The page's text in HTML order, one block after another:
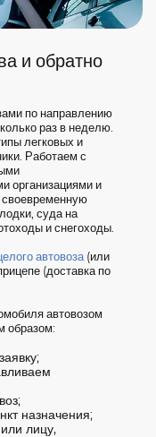
и обратно
по направлению
раз в неделю.
легковых и
Работаем с
организациями и
своевременную
суда на
и снегоходы.
автовоза(или
(доставка по
автовозом
образом:
назначения;
лицу,